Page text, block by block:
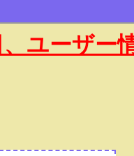
、ユーザー